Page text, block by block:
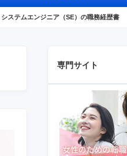
システムエンジニア（SE）の職務経歴書
専門サイト